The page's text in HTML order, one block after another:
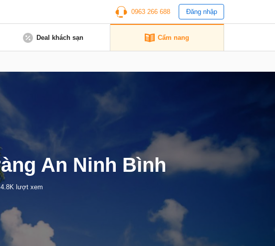
0963 266 688 Đăng nhập
Deal khách sạn Cẩm nang
An Ninh Bình
4.8K lượt xem